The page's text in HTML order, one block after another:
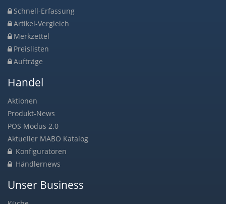
Schnell-Erfassung
Artikel-Vergleich
Merkzettel
Preislisten
Aufträge
Handel
Aktionen
Produkt-News
POS Modus 2.0
Aktueller MABO Katalog
Konfiguratoren
Händlernews
Unser Business